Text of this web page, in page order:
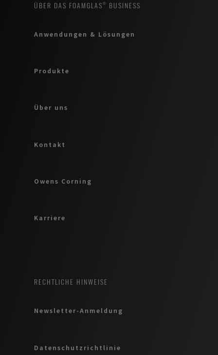
ÜBER DAS FOAMGLAS® BUSINESS
Anwendungen & Lösungen
Produkte
Über uns
Kontakt
Owens Corning
Karriere
RECHTLICHE HINWEISE
Newsletter-Anmeldung
Datenschutzrichtlinie